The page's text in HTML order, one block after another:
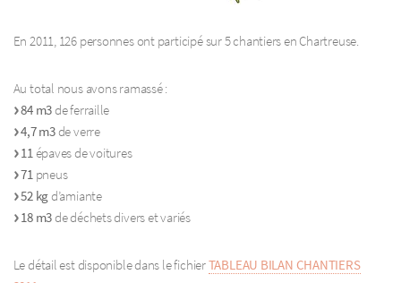
En 2011, 126 personnes ont participé sur 5 chantiers en Chartreuse.
Au total nous avons ramassé :
84 m3de ferraille
4,7 m3de verre
11épaves de voitures
71pneus
52 kgd’amiante
18 m3de déchets divers et variés
Le détail est disponible dans le fichierTABLEAU BILAN CHANTIERS